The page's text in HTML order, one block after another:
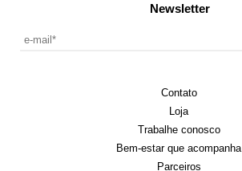
Newsletter
Contato
Loja
Trabalhe conosco
Bem-estar que acompanha
Parceiros